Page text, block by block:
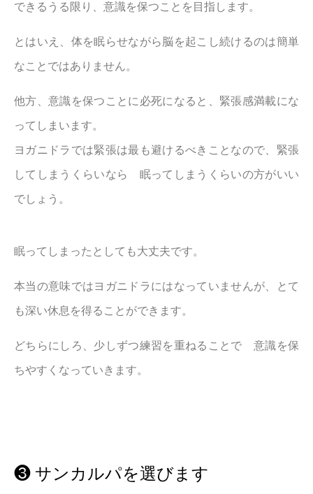
できるうる限り、意識を保つことを目指します。
とはいえ、体を眠らせながら脳を起こし続けるのは簡単
なことではありません。
他方、意識を保つことに必死になると、緊張感満載にな
ってしまいます。
ヨガニドラでは緊張は最も避けるべきことなので、緊張
してしまうくらいなら 眠ってしまうくらいの方がいい
でしょう。
眠ってしまったとしても大丈夫です。
本当の意味ではヨガニドラにはなっていませんが、とて
も深い休息を得ることができます。
どちらにしろ、少しずつ練習を重ねることで 意識を保
ちやすくなっていきます。
❸ サンカルパを選びます